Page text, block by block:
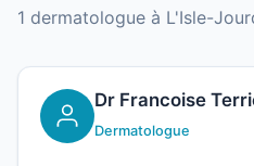
1 dermatologue à L'Isle-
Dr Francoise
Dermatologue